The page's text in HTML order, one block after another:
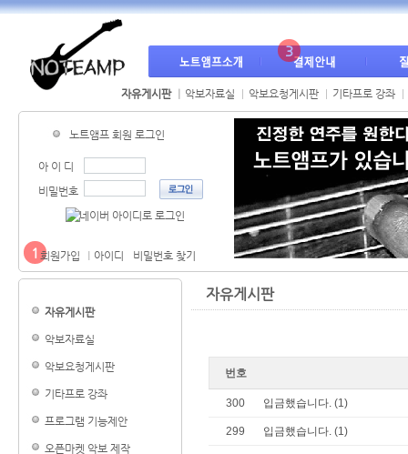
3
자유게시판 악보자료실 악보요청게시판 기타프로 강좌
노트앰프 회원 로그인
아 이 디
비밀번호
1 회원가입 아이디 비밀번호 찾기
자유게시판
악보자료실
악보요청게시판
기타프로 강좌
프로그램 기능제안
오픈마켓 악보 제작
자유게시판
번호
300 입금했습니다. (1)
299 입금했습니다. (1)